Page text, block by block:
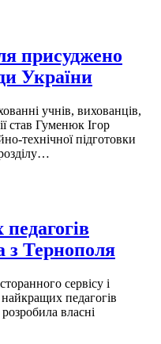
присуджено
України
учнів, вихованців,
став Гуменюк Ігор
технічної підготовки
з Тернополя
сервісу і
найкращих педагогів
власні